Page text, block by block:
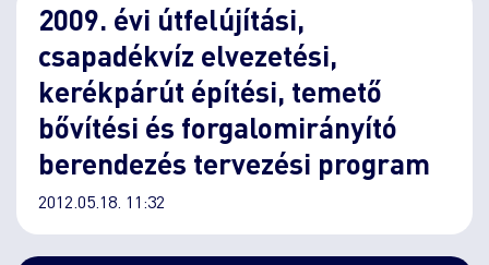
2009. évi útfelújítási,
csapadékvíz elvezetési,
kerékpárút építési, temető
bővítési és forgalomirányító
berendezés tervezési program
2012.05.18. 11:32